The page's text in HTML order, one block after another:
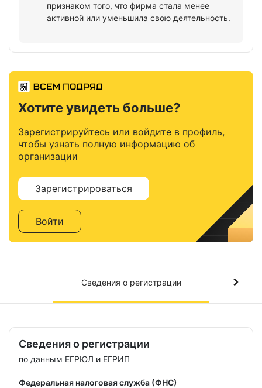
признаком того, что фирма стала менее
активной или уменьшила свою деятельность.
Хотите увидеть больше?
Зарегистрируйтесь или войдите в профиль,
чтобы узнать полную информацию об
организации
Зарегистрироваться
Войти
Сведения о регистрации
Сведения о регистрации
по данным ЕГРЮЛ и ЕГРИП
Федеральная налоговая служба (ФНС)